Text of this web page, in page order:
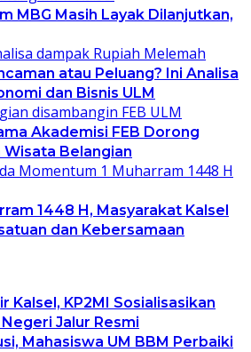
MBG Masih Layak Dilanjutkan,
atau Peluang? Ini Analisa
dan Bisnis ULM
Akademisi FEB Dorong
Belangian
1448 H, Masyarakat Kalsel
dan Kebersamaan
Kalsel, KP2MI Sosialisasikan
Jalur Resmi
Mahasiswa UM BBM Perbaiki